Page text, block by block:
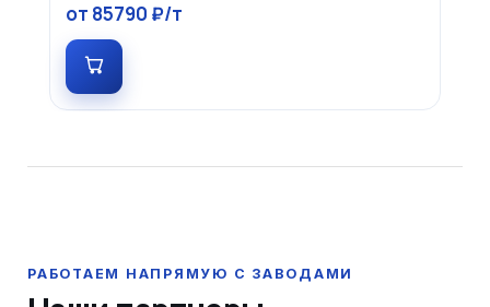
от 85790 ₽/т